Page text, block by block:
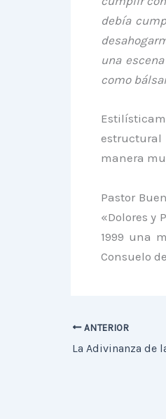
debía
una
como
manera
Pastor
«Dolores y
1999 una
Consuelo
ANTERIOR
La Adivinanza de